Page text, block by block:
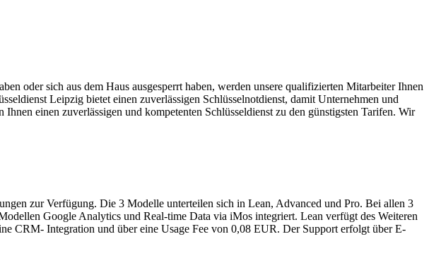
oder sich aus dem Haus ausgesperrt haben, werden unsere qualifizierten Mitarbeiter Ihnen
Leipzig bietet einen zuverlässigen Schlüsselnotdienst, damit Unternehmen und
einen zuverlässigen und kompetenten Schlüsseldienst zu den günstigsten Tarifen. Wir
zur Verfügung. Die 3 Modelle unterteilen sich in Lean, Advanced und Pro. Bei allen 3
Google Analytics und Real-time Data via iMos integriert. Lean verfügt des Weiteren
CRM- Integration und über eine Usage Fee von 0,08 EUR. Der Support erfolgt über E-